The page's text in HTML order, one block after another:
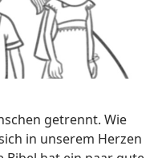
getrennt. Wie
in unserem Herzen